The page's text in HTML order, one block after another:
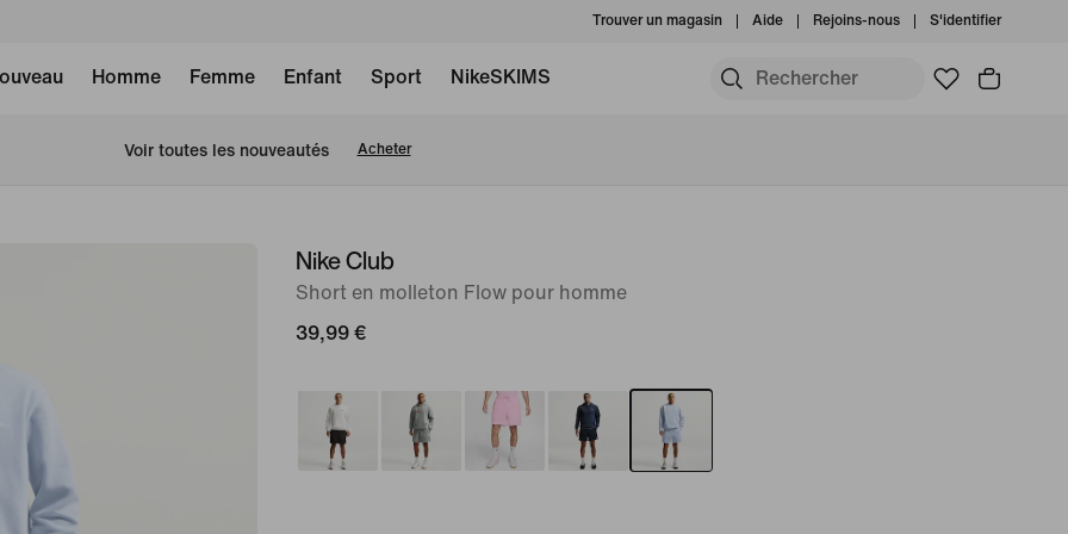
Trouver un magasin Aide Rejoins-nous S'identifier
Homme Femme Enfant Sport NikeSKIMS
Voir toutes les nouveautés Acheter
image 1Nike Club
Short en molleton Flow pour homme
39,99 €